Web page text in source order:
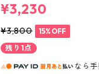
¥3,230
¥3,800
15%OFF
残り1点
なら